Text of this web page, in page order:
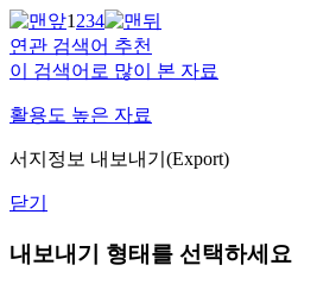
1234
연관 검색어 추천
이 검색어로 많이 본 자료
활용도 높은 자료
서지정보 내보내기(Export)
닫기
내보내기 형태를 선택하세요